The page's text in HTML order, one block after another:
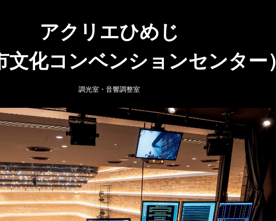
アクリエひめじ
文化コンベンションセンター）
調光室・音響調整室